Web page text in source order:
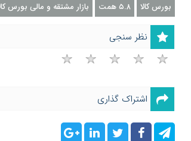
بورس کالا ۵.۸ همت بازار مشتقه و مالی بورس
نظر سنجی
اشتراک گذاری